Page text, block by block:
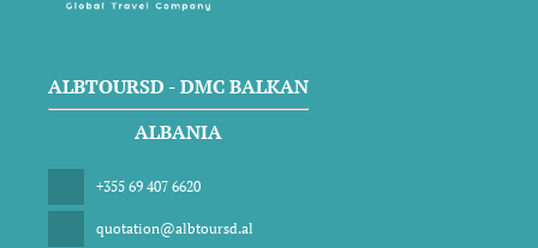
ALBTOURSD - DMC BALKAN
ALBANIA
+355 69 407 6620
quotation@albtoursd.al